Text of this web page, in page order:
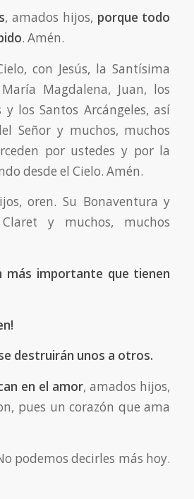
, amados hijos, porque todo
. Amén.
con Jesús, la Santísima
Magdalena, Juan, los
y los Santos Arcángeles, así
Señor y muchos, muchos
por ustedes y por la
desde el Cielo. Amén.
oren. Su Bonaventura y
y muchos, muchos
más importante que tienen
destruirán unos a otros.
en el amor, amados hijos,
pues un corazón que ama
podemos decirles más hoy.